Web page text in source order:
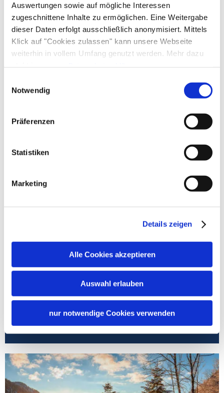
Auswertungen sowie auf mögliche Interessen
zugeschnittene Inhalte zu ermöglichen. Eine Weitergabe
dieser Daten erfolgt ausschließlich anonymisiert. Mittels
Klick auf "Cookies zulassen" kann unsere Webseite
weiterhin in vollem Umfang genutzt werden. Mehr dazu
steht in unserer Datenschutzerklärung.
gelistet.
Notwendig
Präferenzen
Statistiken
Marketing
Details zeigen
Alle Cookies akzeptieren
Auswahl erlauben
nur notwendige Cookies verwenden
Chiemsee & water experience
The "Bavarian Sea" and more
Learn more